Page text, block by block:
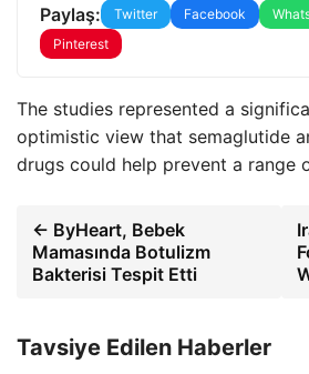
Paylaş: Twitter Facebook
Pinterest
The studies represented a
optimistic view that semaglutide
drugs could help prevent a range
← ByHeart, Bebek
Mamasında Botulizm
Bakterisi Tespit Etti
Tavsiye Edilen Haberler